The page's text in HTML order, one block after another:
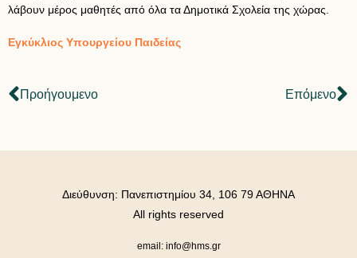
λάβουν μέρος μαθητές από όλα τα Δημοτικά Σχολεία της χώρας.
Εγκύκλιος Υπουργείου Παιδείας
Προήγουμενο Επόμενο
email: info@hms.gr
Διεύθυνση: Πανεπιστημίου 34, 106 79 ΑΘΗΝΑ
All rights reserved